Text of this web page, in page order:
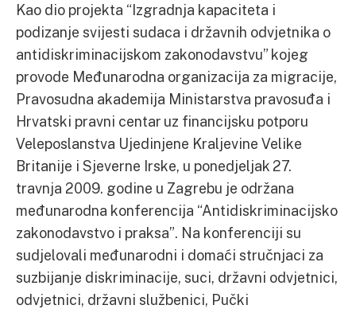
Kao dio projekta “Izgradnja kapaciteta i
podizanje svijesti sudaca i državnih odvjetnika o
antidiskriminacijskom zakonodavstvu” kojeg
provode Međunarodna organizacija za migracije,
Pravosudna akademija Ministarstva pravosuđa i
Hrvatski pravni centar uz financijsku potporu
Veleposlanstva Ujedinjene Kraljevine Velike
Britanije i Sjeverne Irske, u ponedjeljak 27.
travnja 2009. godine u Zagrebu je održana
međunarodna konferencija “Antidiskriminacijsko
zakonodavstvo i praksa”. Na konferenciji su
sudjelovali međunarodni i domaći stručnjaci za
suzbijanje diskriminacije, suci, državni odvjetnici,
odvjetnici, državni službenici, Pučki